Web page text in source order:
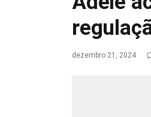
dezembro 21, 2024